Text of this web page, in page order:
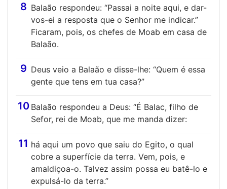
8 Balaão respondeu: “Passai a noite aqui, e dar-
vos-ei a resposta que o Senhor me indicar.”
Ficaram, pois, os chefes de Moab em casa de
Balaão.
9 Deus veio a Balaão e disse-lhe: “Quem é essa
gente que tens em tua casa?”
10 Balaão respondeu a Deus: “É Balac, filho de
Sefor, rei de Moab, que me manda dizer:
11 há aqui um povo que saiu do Egito, o qual
cobre a superfície da terra. Vem, pois, e
amaldiçoa-o. Talvez assim possa eu batê-lo e
expulsá-lo da terra.”